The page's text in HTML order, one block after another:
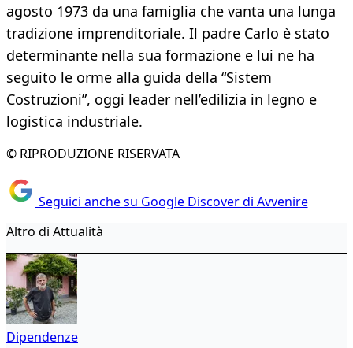
agosto 1973 da una famiglia che vanta una lunga
tradizione imprenditoriale. Il padre Carlo è stato
determinante nella sua formazione e lui ne ha
seguito le orme alla guida della “Sistem
Costruzioni”, oggi leader nell’edilizia in legno e
logistica industriale.
© RIPRODUZIONE RISERVATA
Seguici anche su Google Discover di Avvenire
Altro di Attualità
Dipendenze